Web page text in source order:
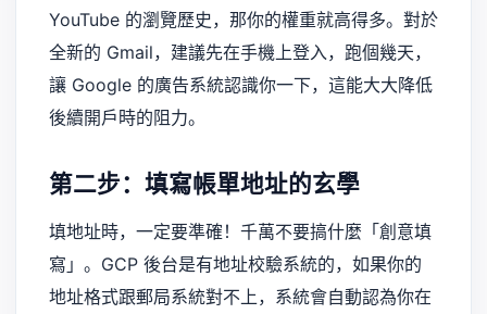
YouTube 的瀏覽歷史，那你的權重就高得多。對於
全新的 Gmail，建議先在手機上登入，跑個幾天，
讓 Google 的廣告系統認識你一下，這能大大降低
後續開戶時的阻力。
第二步：填寫帳單地址的玄學
填地址時，一定要準確！千萬不要搞什麼「創意填
寫」。GCP 後台是有地址校驗系統的，如果你的
地址格式跟郵局系統對不上，系統會自動認為你在